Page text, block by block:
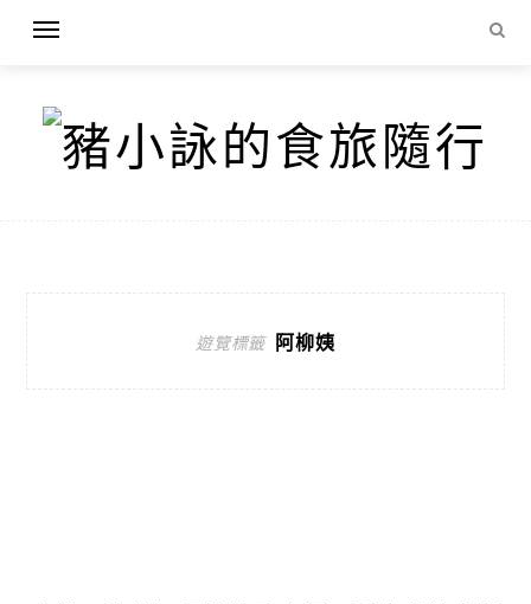
遊覽標籤 阿柳姨